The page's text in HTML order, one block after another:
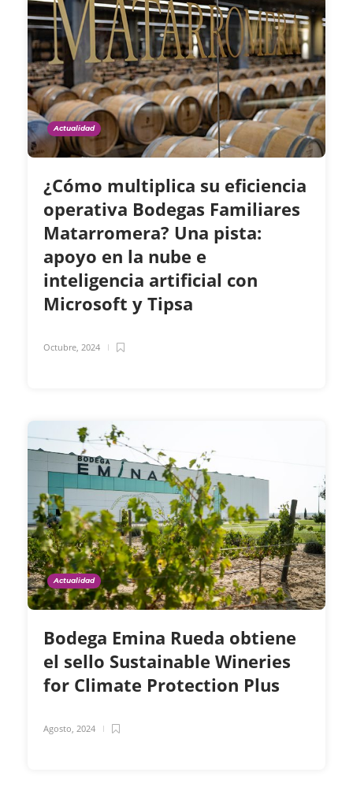
Actualidad
¿Cómo multiplica su eficiencia
operativa Bodegas Familiares
Matarromera? Una pista:
apoyo en la nube e
inteligencia artificial con
Microsoft y Tipsa
Octubre, 2024
Actualidad
Bodega Emina Rueda obtiene
el sello Sustainable Wineries
for Climate Protection Plus
Agosto, 2024